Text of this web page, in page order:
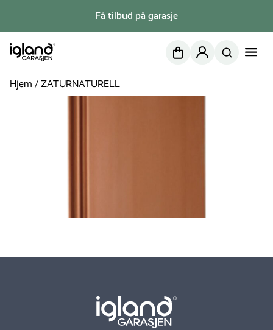
Få tilbud på garasje
NettbutikkMin side
Hjem /ZATURNATURELL